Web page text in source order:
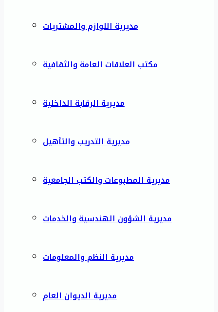
مديرية اللوازم والمشتريات
مكتب العلاقات العامة والثقافية
مديرية الرقابة الداخلية
مديرية التدريب والتأهيل
مديرية المطبوعات والكتب الجامعية
مديرية الشؤون الهندسية والخدمات
مديرية النظم والمعلومات
مديرية الديوان العام